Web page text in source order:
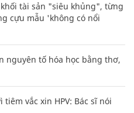
tài sản "siêu khủng", từng
cựu mẫu 'không có nổi
nguyên tố hóa học bằng thơ,
vắc xin HPV: Bác sĩ nói